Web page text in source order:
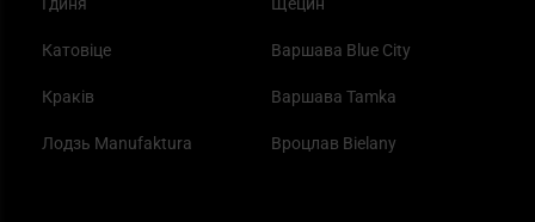
Гдиня
Катовіце
Краків
Лодзь Manufaktura
Щецин
Варшава Blue City
Варшава Tamka
Вроцлав Bielany